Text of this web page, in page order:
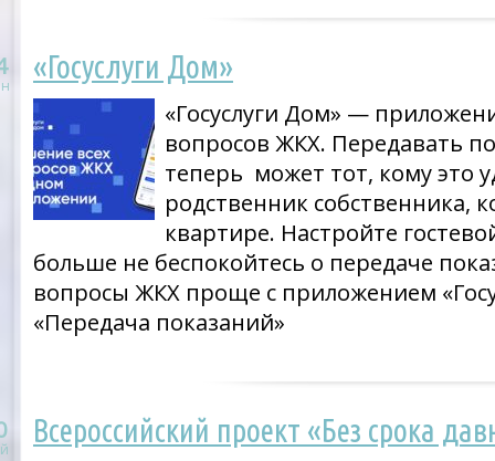
«Госуслуги Дом»
«Госуслуги Дом» —
вопросов ЖКХ. Передавать
теперь может тот, кому это
родственник собственника,
квартире. Настройте
больше не беспокойтесь о передаче
вопросы ЖКХ проще с приложением
«Передача показаний»
Всероссийский проект «Без срока